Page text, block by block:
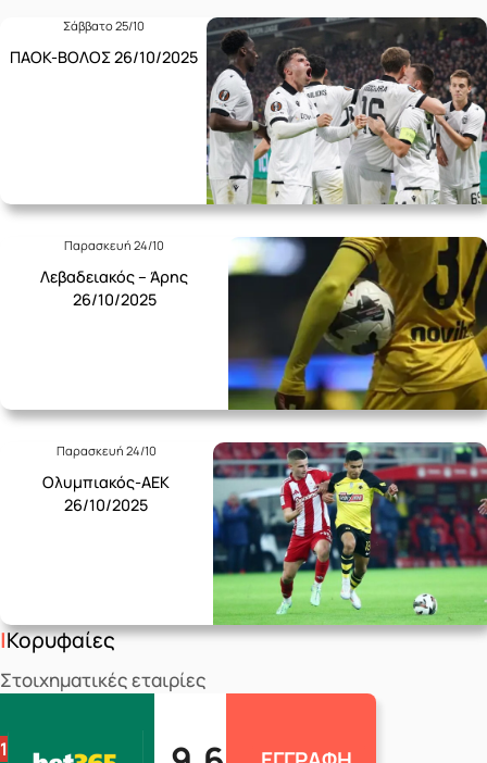
Σάββατο 25/10
ΠΑΟΚ-ΒΟΛΟΣ 26/10/2025
Παρασκευή 24/10
Λεβαδειακός – Άρης
26/10/2025
Παρασκευή 24/10
Ολυμπιακός-ΑΕΚ
26/10/2025
Κορυφαίες
Στοιχηματικές εταιρίες
1